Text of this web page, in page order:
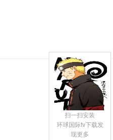
扫一扫安装
环球国际tv下载发
现更多